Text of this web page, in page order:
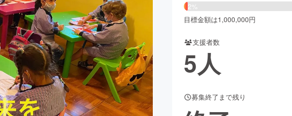
書籍・雑誌出版
チャレンジ ビューティー・ヘルスケア
CAMPFIRE for Social GoodCAMPFIRE Creation
2%
目標金額は1,000,000円
支援者数
5人
募集終了まで残り